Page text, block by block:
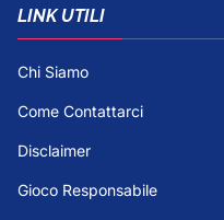
LINK UTILI
Chi Siamo
Come Contattarci
Disclaimer
Gioco Responsabile